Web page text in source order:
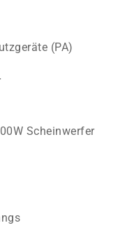
(PA)
Scheinwerfer